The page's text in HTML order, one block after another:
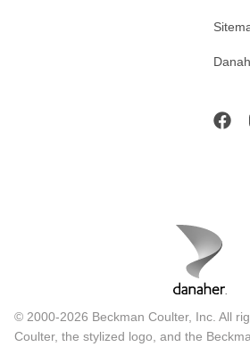
© 2000-2026 Beckman Coulter, Inc. All
Coulter, the stylized logo, and the